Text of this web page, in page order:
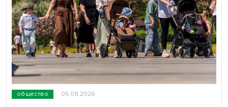
общество 05.08.2026